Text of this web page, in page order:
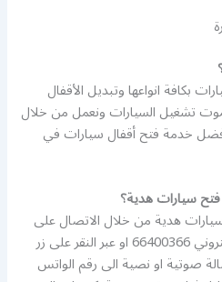
بكافة انواعها وتبديل الأقفال
تشغيل السيارات ونعمل من خلال
خدمة فتح أقفال سيارات في
سيارات هدية؟
هدية من خلال الاتصال على
ارقام الموضحة على موقعنا الالكتروني 66400366 او عبر النقر على زر
صوتية او نصية الى رقم الواتس